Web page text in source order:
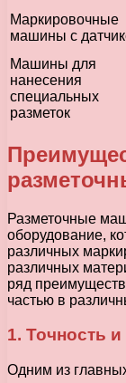
Маркировочные
машины с
Машины для
нанесения
специальных
разметок
Разметочные
оборудование,
различных
различных
ряд
частью в
1. Точность
Одним из